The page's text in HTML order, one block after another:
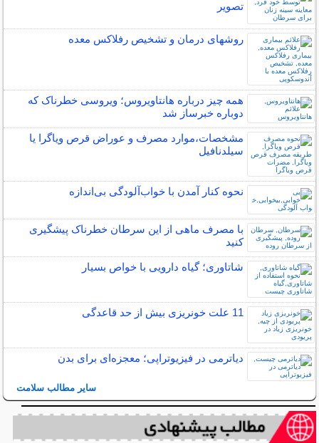
تصویر
روشهای درمان و تشخیص رفلاکس معده
همه چیز درباره هانتاویروس؛ ویروسی خطرناک که
دوباره خبرساز شد
مشخصات،موارد مصرف و عوراض قرص ویاگرا یا
سیلدنافیل
نحوه کنار آمدن با خواب‌آلودگی بی‌اندازه
با مصرف ماهی از این سرطان خطرناک پیشگیری
کنید
شاتاوری؛ گیاه دارویی با خواص بسیار
11 علت خونریزی بیش از حد قاعدگی
دیاترمی در فیزیوتراپی؛ معجزه‌ای برای بدن
سایر مطالب سلامت